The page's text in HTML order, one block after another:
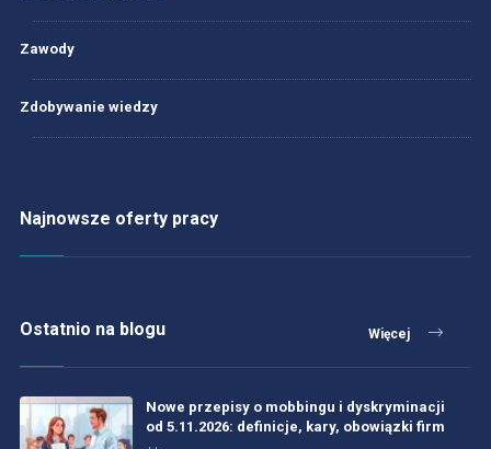
Zawody
Zdobywanie wiedzy
Najnowsze oferty pracy
Ostatnio na blogu Więcej
Nowe przepisy o mobbingu i dyskryminacji
od 5.11.2026: definicje, kary, obowiązki firm